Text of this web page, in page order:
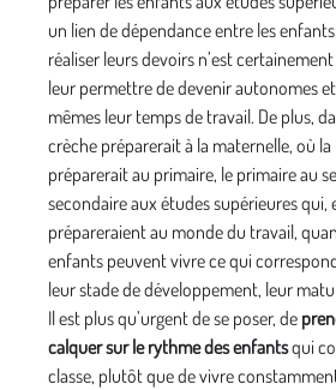
un lien de dépendance entre les
réaliser leurs devoirs n’est
leur permettre de devenir autonomes
mêmes leur temps de travail. De plus,
crèche préparerait à la maternelle, où
préparerait au primaire, le primaire au
secondaire aux études supérieures qui,
prépareraient au monde du travail,
enfants peuvent vivre ce qui
leur stade de développement, leur
Il est plus qu’urgent de se poser, de
calquer sur le rythme des enfantsqui
classe, plutôt que de vivre